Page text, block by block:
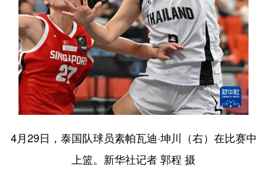
4月29日，泰国队球员素帕瓦迪·坤川（右）在比赛中
上篮。新华社记者 郭程 摄